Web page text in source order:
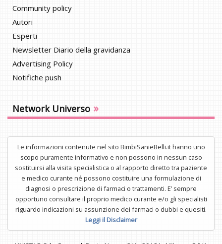
Community policy
Autori
Esperti
Newsletter Diario della gravidanza
Advertising Policy
Notifiche push
Network Universo »
Le informazioni contenute nel sito BimbiSanieBelli.it hanno uno
scopo puramente informativo e non possono in nessun caso
sostituirsi alla visita specialistica o al rapporto diretto tra paziente
e medico curante né possono costituire una formulazione di
diagnosi o prescrizione di farmaci o trattamenti. E’ sempre
opportuno consultare il proprio medico curante e/o gli specialisti
riguardo indicazioni su assunzione dei farmaci o dubbi e quesiti.
Leggi il Disclaimer